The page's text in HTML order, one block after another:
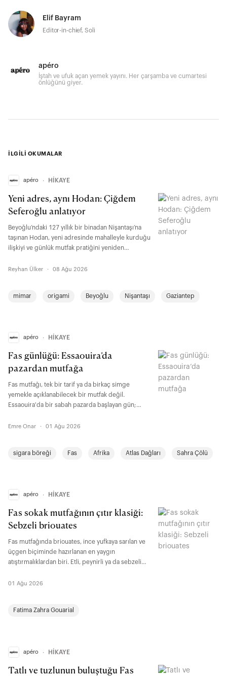
Elif Bayram
Editor-in-chief, Soli
apéro
İştah ve ufuk açan yemek yayını. Her çarşamba ve cumartesi
önlüğünü giyer.
İLGİLİ OKUMALAR
apéro ∙ HİKAYE
Yeni adres, aynı Hodan: Çiğdem
Seferoğlu anlatıyor
Beyoğlu’ndaki 127 yıllık bir binadan Nişantaşı’na
taşınan Hodan, yeni adresinde mahalleyle kurduğu
ilişkiyi ve günlük mutfak pratiğini yeniden
Seferoğlu ise geçmişle bugünü buluşturan mutfak
sürdürdüğünü anlatıyor.
Reyhan Ülker · 08 Ağu 2026
mimar origami Beyoğlu Nişantaşı Gaziantep
apéro ∙ HİKAYE
Fas günlüğü: Essaouira’da
pazardan mutfağa
Fas mutfağı, tek bir tarif ya da birkaç simge
yemekle açıklanabilecek bir mutfak değil.
Essaouira'da bir sabah pazarda başlayan gün;
rutinlere kadarki küçük ayrıntılarla bunun nedenini
Emre Onar · 01 Ağu 2026
sigara böreği Fas Afrika Atlas Dağları Sahra Çölü
apéro ∙ HİKAYE
Fas sokak mutfağının çıtır klasiği:
Sebzeli briouates
Fas mutfağında briouates, ince yufkaya sarılan ve
üçgen biçiminde hazırlanan en yaygın
atıştırmalıklardan biri. Etli, peynirli ya da sebzeli
sofralarında, çay saatlerinde ve ramazan
yufkasıyla da benzer bir sonuç elde edilebiliyor.
01 Ağu 2026
Fatima Zahra Gouarial
apéro ∙ HİKAYE
Tatlı ve tuzlunun buluştuğu Fas